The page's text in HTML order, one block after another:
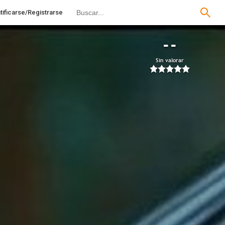
Registrarse
--
Sin valorar